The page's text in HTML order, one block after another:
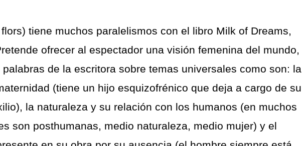
tiene muchos paralelismos con el libro Milk of Dreams,
ofrecer al espectador una visión femenina del mundo,
de la escritora sobre temas universales como son: la
(tiene un hijo esquizofrénico que deja a cargo de su
la naturaleza y su relación con los humanos (en muchos
son posthumanas, medio naturaleza, medio mujer) y el